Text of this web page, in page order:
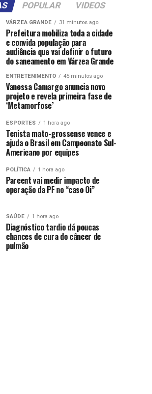
POPULAR VIDEOS
VÁRZEA GRANDE 31 minutos ago
Prefeitura mobiliza toda a cidade
e convida população para
audiência que vai definir o futuro
do saneamento em Várzea Grande
ENTRETENIMENTO 45 minutos ago
Vanessa Camargo anuncia novo
projeto e revela primeira fase de
‘Metamorfose’
ESPORTES 1 hora ago
Tenista mato-grossense vence e
ajuda o Brasil em Campeonato Sul-
Americano por equipes
POLÍTICA 1 hora ago
Parcent vai medir impacto de
operação da PF no “caso Oi”
SAÚDE 1 hora ago
Diagnóstico tardio dá poucas
chances de cura do câncer de
pulmão